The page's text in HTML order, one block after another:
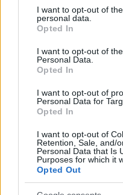
not limited to your visit or
grant or deny consent to
use your data for below
consent section.
I want to opt-out of
personal data.
Opted In
I want to opt-out of
Personal Data.
Opted In
I want to opt-out of
Personal Data for
Opted In
I want to opt-out of
Retention, Sale, and/
Personal Data that Is
Purposes for which it
Opted Out
különösen fontosnak
hiszen a helyi balett
mércét.
2011. őszén mutatta
koreográfus,Ben van
darabja a párizsi
utcai harmonikás Jef
a „ Legnagyobbak”